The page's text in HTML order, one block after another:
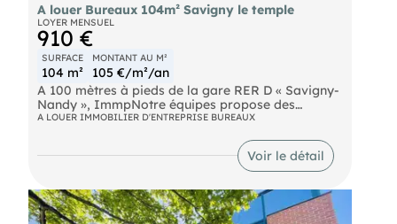
A louer Bureaux 104m² Savigny le temple
LOYER MENSUEL
910 €
SURFACE
104 m²
MONTANT AU M²
105 €/m²/an
A 100 mètres à pieds de la gare RER D « Savigny-
Nandy », ImmpNotre équipes propose des
bureaux d'une surface d'environ 104 m² divisibles
RER Savigny le Temple- Nandy (D) Route N104
Autoroute A5 D106
A LOUER IMMOBILIER D'ENTREPRISE BUREAUX
Voir le détail